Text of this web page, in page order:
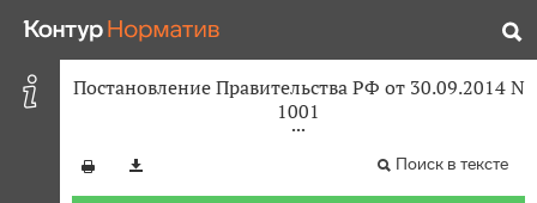
Постановление Правительства РФ от 30.09.2014 N
1001
Поиск в тексте